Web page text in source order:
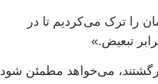
را ترک می‌کردیم تا در
تبعیض.»
۲۰۰۱ به افغانستان برگشتند، می‌خواهد مطمئن شود